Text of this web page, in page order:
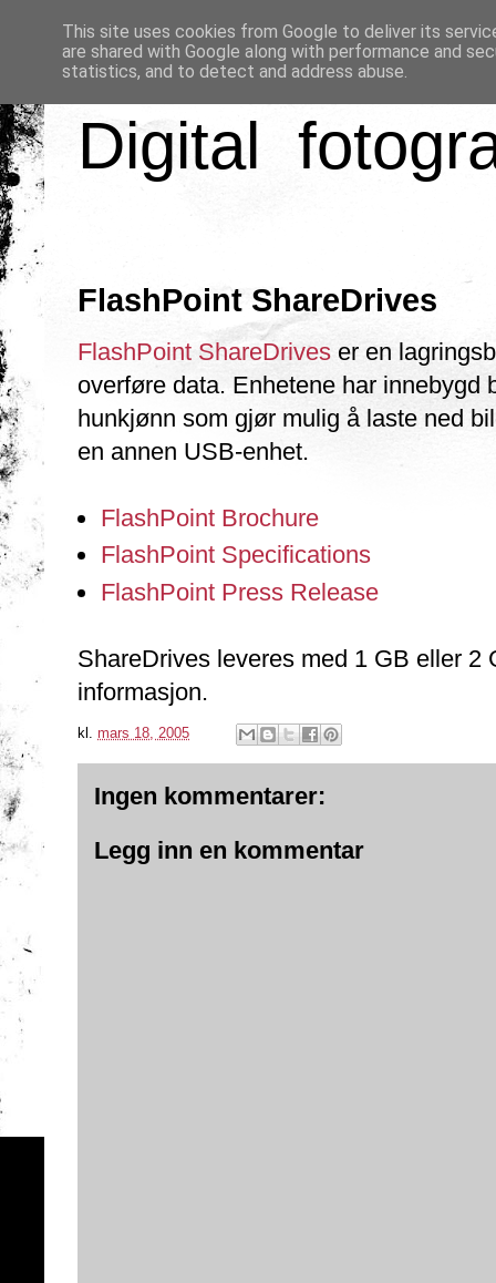
Digital
FlashPoint ShareDrives
FlashPoint ShareDrives er en
overføre data. Enhetene har innebygd
hunkjønn som gjør mulig å laste ned
en annen USB-enhet.
FlashPoint Brochure
FlashPoint Specifications
FlashPoint Press Release
ShareDrives leveres med 1 GB eller
informasjon.
kl. mars 18, 2005
Ingen kommentarer:
Legg inn en kommentar
This site uses cookies from Google to deliver its
are shared with Google along with performance and
statistics, and to detect and address abuse.